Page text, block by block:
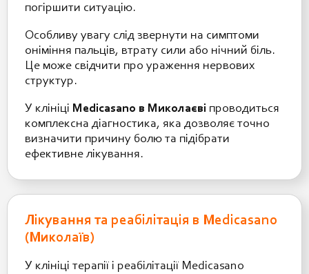
погіршити ситуацію.
Особливу увагу слід звернути на симптоми
оніміння пальців, втрату сили або нічний біль.
Це може свідчити про ураження нервових
структур.
У клініці Medicasano в Миколаєві проводиться
комплексна діагностика, яка дозволяє точно
визначити причину болю та підібрати
ефективне лікування.
Лікування та реабілітація в Medicasano
(Миколаїв)
У клініці терапії і реабілітації Medicasano